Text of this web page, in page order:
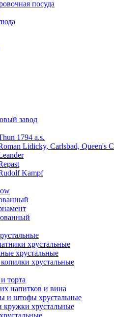
посуда
завод
1794 a.s.
Lidicky, Carlsbad, Queen's
Kampf
хрустальные
хрустальные
хрустальные
торта
напитков и вина
и штофы хрустальные
кружки хрустальные